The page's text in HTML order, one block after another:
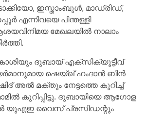
ഇസ്താംബുള്‍, മാഡ്രിഡ്,
എന്നിവയെ പിന്തള്ളി
മേഖലയില്‍ നാലാം
ദുബായ് എക്സിക്യൂട്ടീവ്
ഷെയ്ഖ് ഹംദാന്‍ ബിന്‍
അല്‍ മക്തൂം നേട്ടത്തെ കുറിച്ച്
കുറിപ്പിട്ടു. ദുബായിയെ ആഗോള
യുഎഇ വൈസ് പ്രസിഡന്റും